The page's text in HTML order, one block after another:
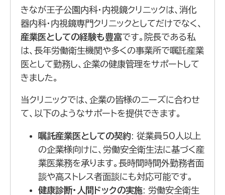
きなが王子公園内科・内視鏡クリニックは、消化
器内科・内視鏡専門クリニックとしてだけでなく、
産業医としての経験も豊富です。院長である私
は、長年労働衛生機関や多くの事業所で嘱託産業
医として勤務し、企業の健康管理をサポートして
きました。
当クリニックでは、企業の皆様のニーズに合わせ
て、以下のようなサポートを提供できます。
嘱託産業医としての契約: 従業員50人以上
の企業様向けに、労働安全衛生法に基づく産
業医業務を承ります。長時間時間外勤務者面
談や高ストレス者面談にも対応可能です。
健康診断・人間ドックの実施: 労働安全衛生